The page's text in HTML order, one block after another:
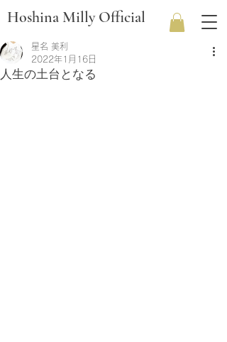
Hoshina Milly Official
人生の土台となる
星名 美利
2022年1月16日